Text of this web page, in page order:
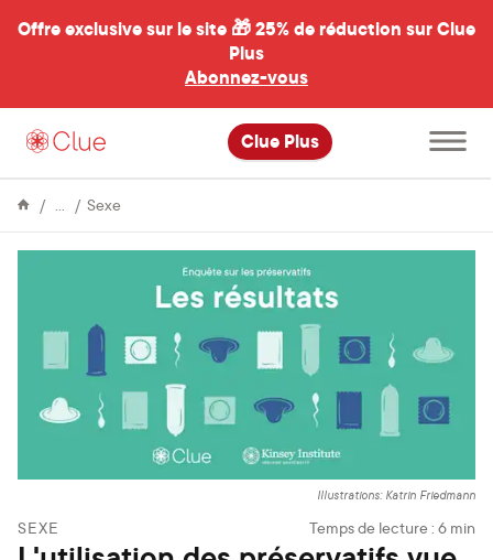
Offre exclusive sur le site 🎁25% de réduction sur Clue
Plus
Abonnez-vous
Clue Plus
Ouvrir
le
menu
Encyclopédie
SexeL'utilisation
Illustrations: Katrin Friedmann
SEXE Temps de lecture : 6 min